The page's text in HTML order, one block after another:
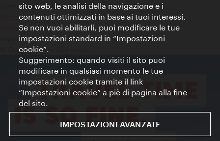
Terms of Use
Accessibilità
Contatto stampa
Impostazioni cookie
© Copyright WienTourismus
sito web, le analisi della navigazione e i
contenuti ottimizzati in base ai tuoi interessi.
Se non vuoi abilitarli, puoi modificare le tue
impostazioni standard in “Impostazioni
cookie”.
Suggerimento: quando visiti il sito puoi
modificare in qualsiasi momento le tue
impostazioni cookie tramite il link
“Impostazioni cookie” a piè di pagina alla fine
del sito.
IMPOSTAZIONI AVANZATE